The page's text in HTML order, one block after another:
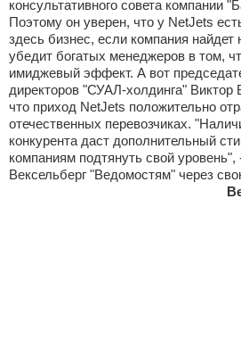
консультативного совета компании
Поэтому он уверен, что у NetJets
здесь бизнес, если компания
убедит богатых менеджеров в том,
имиджевый эффект. А вот
директоров "СУАЛ-холдинга" Виктор
что приход NetJets положительно
отечественных перевозчиках.
конкурента даст дополнительный
компаниям подтянуть свой уровень",
Вексельберг "Ведомостям" через